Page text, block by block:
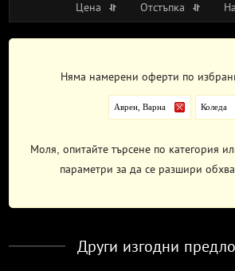
Цена Отстъпка
Няма намерени оферти по
Аврен, Варна Коледа
Моля, опитайте търсене по категория
параметри за да се разшири
Други изгодни